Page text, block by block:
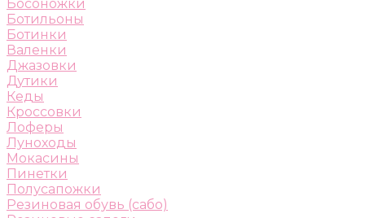
Босоножки
Ботильоны
Ботинки
Валенки
Джазовки
Дутики
Кеды
Кроссовки
Лоферы
Луноходы
Мокасины
Пинетки
Полусапожки
Резиновая обувь (сабо)